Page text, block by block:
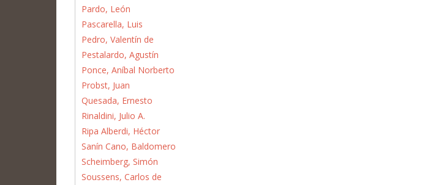
Pardo, León
Pascarella, Luis
Pedro, Valentín de
Pestalardo, Agustín
Ponce, Aníbal Norberto
Probst, Juan
Quesada, Ernesto
Rinaldini, Julio A.
Ripa Alberdi, Héctor
Sanín Cano, Baldomero
Scheimberg, Simón
Soussens, Carlos de